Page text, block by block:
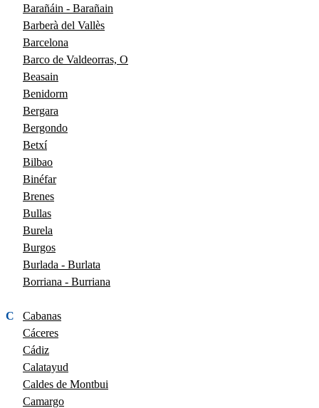
Barañáin - Barañain
Barberà del Vallès
Barcelona
Barco de Valdeorras, O
Beasain
Benidorm
Bergara
Bergondo
Betxí
Bilbao
Binéfar
Brenes
Bullas
Burela
Burgos
Burlada - Burlata
Borriana - Burriana
C
Cabanas
Cáceres
Cádiz
Calatayud
Caldes de Montbui
Camargo